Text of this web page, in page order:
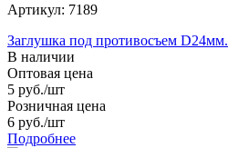
Артикул: 7189
Заглушка под противосъем
В наличии
Оптовая цена
5 руб./шт
Розничная цена
6 руб./шт
Подробнее